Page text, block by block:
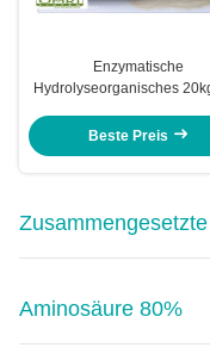
Enzymatische
Hydrolyseorganisches
Beste Preis
Pulver
Aminosäure 80%